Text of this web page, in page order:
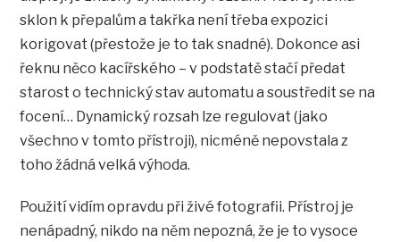
sklon k přepalům a takřka není třeba expozici
korigovat (přestože je to tak snadné). Dokonce asi
řeknu něco kacířského – v podstatě stačí předat
starost o technický stav automatu a soustředit se na
focení… Dynamický rozsah lze regulovat (jako
všechno v tomto přístroji), nicméně nepovstala z
toho žádná velká výhoda.
Použití vidím opravdu při živé fotografii. Přístroj je
nenápadný, nikdo na něm nepozná, že je to vysoce